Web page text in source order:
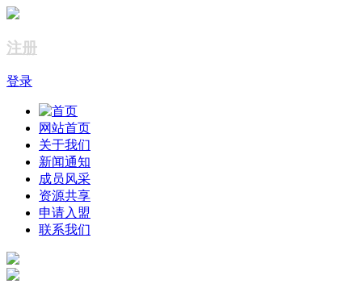
注册
登录
网站首页
关于我们
新闻通知
成员风采
资源共享
申请入盟
联系我们